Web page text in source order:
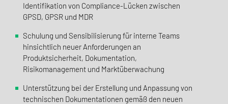
Identifikation von Compliance-Lücken zwischen
GPSD, GPSR und MDR
Schulung und Sensibilisierung für interne Teams
hinsichtlich neuer Anforderungen an
Produktsicherheit, Dokumentation,
Risikomanagement und Marktüberwachung
Unterstützung bei der Erstellung und Anpassung von
technischen Dokumentationen gemäß den neuen